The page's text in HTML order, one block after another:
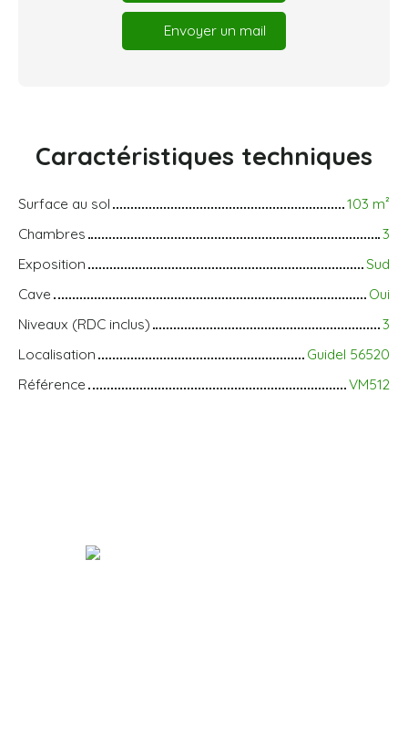
Envoyer un mail
Caractéristiques techniques
Surface au sol 103 m²
Chambres
3
Exposition
Sud
Cave
Oui
Niveaux (RDC inclus)
3
Localisation
Guidel 56520
Référence
VM512